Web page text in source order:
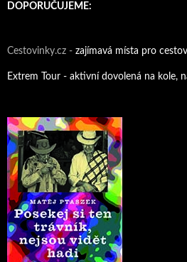
DOPORUČUJEME:
Cestovinky.cz - zajímavá místa pro
Extrem Tour - aktivní dovolená na kole,